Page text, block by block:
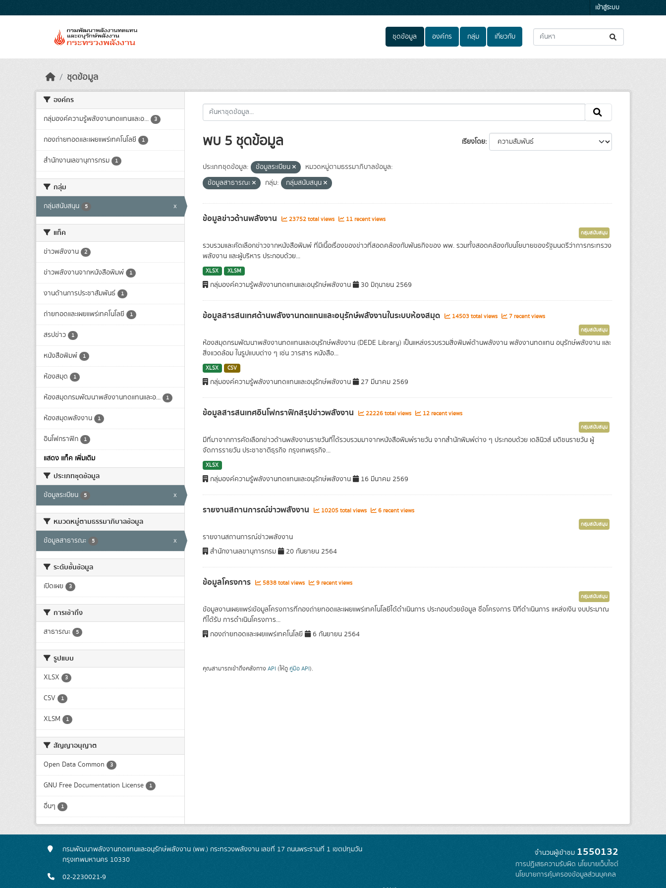
เข้าสู่ระบบ
ชุดข้อมูล องค์กร กลุ่ม เกี่ยวกับ
ชุดข้อมูล
องค์กร
กลุ่มองค์ความรู้พลังงานทดแทนและอ... 3
กองถ่ายทอดและเผยแพร่เทคโนโลยี 1
สำนักงานเลขานุการกรม 1
กลุ่ม
กลุ่มสนับสนุน 5 x
แท็ค
ข่าวพลังงาน 2
ข่าวพลังงานจากหนังสือพิมพ์ 1
งานด้านการประชาสัมพันธ์ 1
ถ่ายทอดและเผยแพร่เทคโนโลยี 1
สรปข่าว 1
หนังสือพิมพ์ 1
ห้องสมุด 1
ห้องสมุดกรมพัฒนาพลังงานทดแทนและอ... 1
ห้องสมุดพลังงาน 1
อินโฟกราฟิก 1
แสดง แท็ค เพิ่มเติม
ประเภทชุดข้อมูล
ข้อมูลระเบียน 5 x
หมวดหมู่ตามธรรมาภิบาลข้อมูล
ข้อมูลสาธารณะ 5 x
ระดับชั้นข้อมูล
เปิดเผย 3
การเข้าถึง
สาธารณะ 5
รูปแบบ
XLSX 3
CSV 1
XLSM 1
สัญญาอนุญาต
Open Data Common 3
GNU Free Documentation License 1
อื่นๆ 1
เรียงโดย
พบ 5 ชุดข้อมูล
ประเภทชุดข้อมูล: ข้อมูลระเบียน
หมวดหมู่ตามธรรมาภิบาลข้อมูล:
ข้อมูลสาธารณะ
กลุ่ม: กลุ่มสนับสนุน
ข้อมูลข่าวด้านพลังงาน 23752 total views 11 recent views
กลุ่มสนับสนุน
รวบรวมและคัดเลือกข่าวจากหนังสือพิมพ์ ที่มีเนื้อเรื่องของข่าวที่สอดคล้องกับพันธกิจของ พพ. รวมทั้งสอดคล้องกับนโยบายของรัฐมนตรีว่าการกระทรวง
พลังงาน และผู้บริหาร ประกอบด้วย...
XLSX XLSM
กลุ่มองค์ความรู้พลังงานทดแทนและอนุรักษ์พลังงาน 30 มิถุนายน 2569
ข้อมูลสารสนเทศด้านพลังงานทดแทนและอนุรักษ์พลังงานในระบบห้องสมุด 14503 total views 7 recent views
กลุ่มสนับสนุน
ห้องสมุดกรมพัฒนาพลังงานทดแทนและอนุรักษ์พลังงาน (DEDE Library) เป็นแหล่งรวบรวมสิ่งพิมพ์ด้านพลังงาน พลังงานทดแทน อนุรักษ์พลังงาน และ
สิ่งแวดล้อม ในรูปแบบต่าง ๆ เช่น วารสาร หนังสือ...
XLSX CSV
กลุ่มองค์ความรู้พลังงานทดแทนและอนุรักษ์พลังงาน 27 มีนาคม 2569
ข้อมูลสารสนเทศอินโฟกราฟิกสรุปข่าวพลังงาน 22226 total views 12 recent views
กลุ่มสนับสนุน
มีีที่มาจากการคัดเลือกข่าวด้านพลังงานรายวันที่ได้รวบรวมมาจากหนังสือพิมพ์รายวัน จากสำนักพิมพ์ต่าง ๆ ประกอบด้วย เดลินิวส์ มติชนรายวัน ผู้
จัดการรายวัน ประชาชาติธุรกิจ กรุงเทพธุรกิจ...
XLSX
กลุ่มองค์ความรู้พลังงานทดแทนและอนุรักษ์พลังงาน 16 มีนาคม 2569
รายงานสถานการณ์ข่าวพลังงาน 10205 total views 6 recent views
กลุ่มสนับสนุน
รายงานสถานการณ์ข่าวพลังงาน
สำนักงานเลขานุการกรม
20 กันยายน 2564
ข้อมูลโครงการ 5838 total views 9 recent views
กลุ่มสนับสนุน
ข้อมูลงานเผยแพร่เข้อมูลโครงการที่กองถ่ายทอดและเผยแพร่เทคโนโลยีได้ดำเนินการ ประกอบด้วยข้อมูล ชื่อโครงการ ปีที่ดำเนินการ แหล่งเงิน งบประมาณ
ที่ได้รับ การดำเนินโครงการ...
กองถ่ายทอดและเผยแพร่เทคโนโลยี
6 กันยายน 2564
คุณสามารถเข้าถึงคลังทาง API (ให้ดู คู่มือ API).
กรมพัฒนาพลังงานทดแทนและอนุรักษ์พลังงาน (พพ.) กระทรวงพลังงาน เลขที่ 17 ถนนพระรามที่ 1 เขตปทุมวัน
กรุงเทพมหานคร 10330
02-2230021-9
จำนวนผู้เข้าชม 1550132
การปฏิเสธความรับผิด นโยบายเว็บไซต์
นโยบายการคุ้มครองข้อมูลส่วนบุคคล